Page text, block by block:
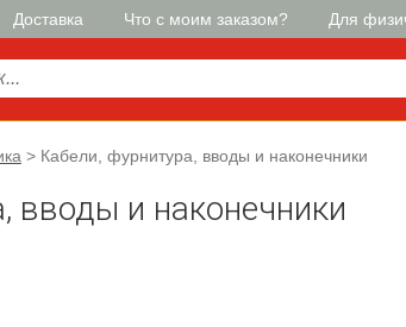
Доставка Что с моим заказом? Для
> Кабели, фурнитура, вводы и наконечники
вводы и наконечники